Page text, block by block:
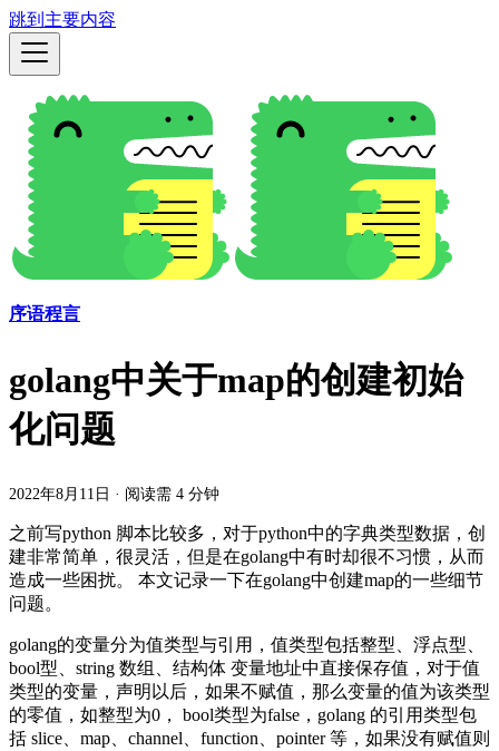
跳到主要内容
序语程言
golang中关于map的创建初始
化问题
2022年8月11日 · 阅读需 4 分钟
之前写python 脚本比较多，对于python中的字典类型数据，创
建非常简单，很灵活，但是在golang中有时却很不习惯，从而
造成一些困扰。 本文记录一下在golang中创建map的一些细节
问题。
golang的变量分为值类型与引用，值类型包括整型、浮点型、
bool型、string 数组、结构体 变量地址中直接保存值，对于值
类型的变量，声明以后，如果不赋值，那么变量的值为该类型
的零值，如整型为0， bool类型为false，golang 的引用类型包
括 slice、map、channel、function、pointer 等，如果没有赋值则